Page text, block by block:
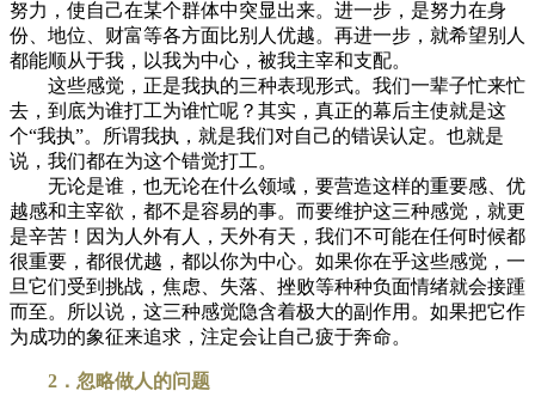
努力，使自己在某个群体中突显出来。进一步，是努力在身
份、地位、财富等各方面比别人优越。再进一步，就希望别人
都能顺从于我，以我为中心，被我主宰和支配。
这些感觉，正是我执的三种表现形式。我们一辈子忙来忙
去，到底为谁打工为谁忙呢？其实，真正的幕后主使就是这
个“我执”。所谓我执，就是我们对自己的错误认定。也就是
说，我们都在为这个错觉打工。
无论是谁，也无论在什么领域，要营造这样的重要感、优
越感和主宰欲，都不是容易的事。而要维护这三种感觉，就更
是辛苦！因为人外有人，天外有天，我们不可能在任何时候都
很重要，都很优越，都以你为中心。如果你在乎这些感觉，一
旦它们受到挑战，焦虑、失落、挫败等种种负面情绪就会接踵
而至。所以说，这三种感觉隐含着极大的副作用。如果把它作
为成功的象征来追求，注定会让自己疲于奔命。
2．忽略做人的问题